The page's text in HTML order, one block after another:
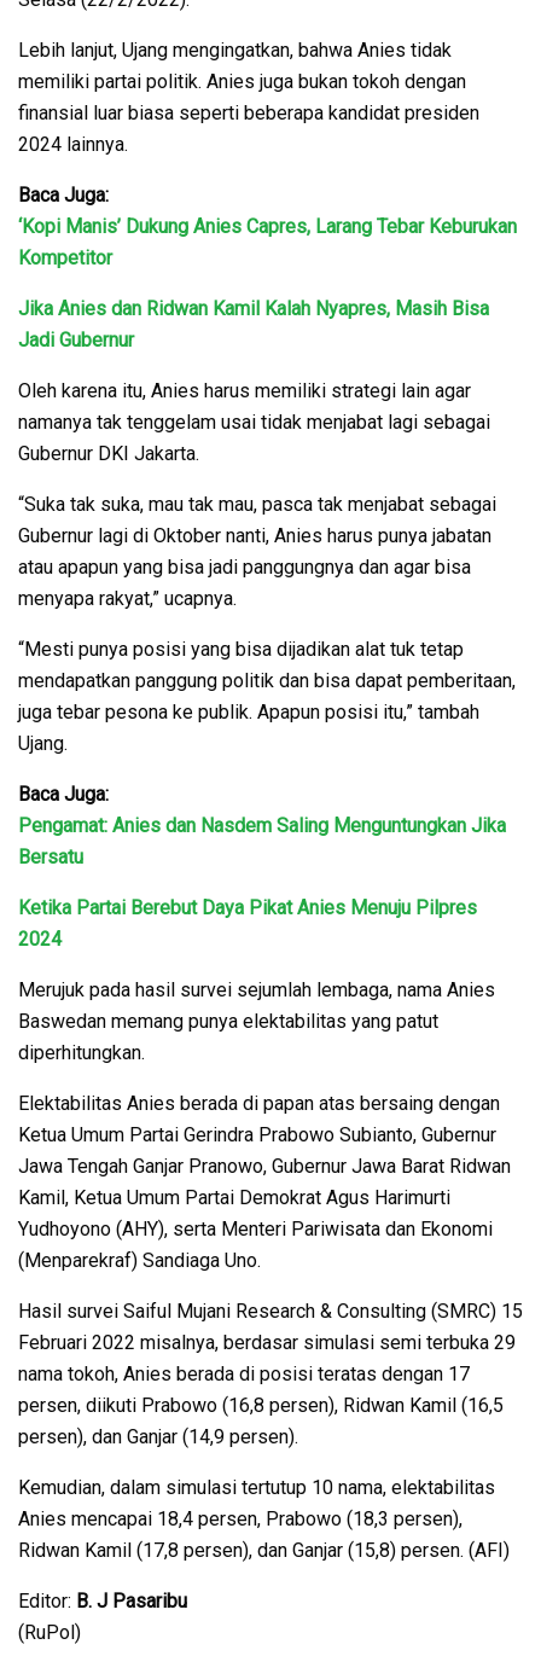
Lebih lanjut, Ujang mengingatkan, bahwa Anies tidak
memiliki partai politik. Anies juga bukan tokoh dengan
finansial luar biasa seperti beberapa kandidat presiden
2024 lainnya.
Baca Juga:
‘Kopi Manis’ Dukung Anies Capres, Larang Tebar Keburukan
Kompetitor
Jika Anies dan Ridwan Kamil Kalah Nyapres, Masih Bisa
Jadi Gubernur
Oleh karena itu, Anies harus memiliki strategi lain agar
namanya tak tenggelam usai tidak menjabat lagi sebagai
Gubernur DKI Jakarta.
“Suka tak suka, mau tak mau, pasca tak menjabat sebagai
Gubernur lagi di Oktober nanti, Anies harus punya jabatan
atau apapun yang bisa jadi panggungnya dan agar bisa
menyapa rakyat,” ucapnya.
“Mesti punya posisi yang bisa dijadikan alat tuk tetap
mendapatkan panggung politik dan bisa dapat pemberitaan,
juga tebar pesona ke publik. Apapun posisi itu,” tambah
Ujang.
Baca Juga:
Pengamat: Anies dan Nasdem Saling Menguntungkan Jika
Bersatu
Ketika Partai Berebut Daya Pikat Anies Menuju Pilpres
2024
Merujuk pada hasil survei sejumlah lembaga, nama Anies
Baswedan memang punya elektabilitas yang patut
diperhitungkan.
Elektabilitas Anies berada di papan atas bersaing dengan
Ketua Umum Partai Gerindra Prabowo Subianto, Gubernur
Jawa Tengah Ganjar Pranowo, Gubernur Jawa Barat Ridwan
Kamil, Ketua Umum Partai Demokrat Agus Harimurti
Yudhoyono (AHY), serta Menteri Pariwisata dan Ekonomi
(Menparekraf) Sandiaga Uno.
Hasil survei Saiful Mujani Research & Consulting (SMRC) 15
Februari 2022 misalnya, berdasar simulasi semi terbuka 29
nama tokoh, Anies berada di posisi teratas dengan 17
persen, diikuti Prabowo (16,8 persen), Ridwan Kamil (16,5
persen), dan Ganjar (14,9 persen).
Kemudian, dalam simulasi tertutup 10 nama, elektabilitas
Anies mencapai 18,4 persen, Prabowo (18,3 persen),
Ridwan Kamil (17,8 persen), dan Ganjar (15,8) persen. (AFI)
Editor: B. J Pasaribu
(RuPol)